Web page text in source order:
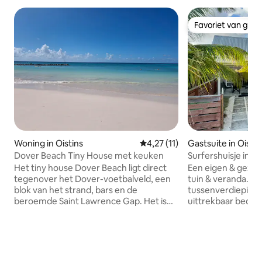
Woning in Oistins Gemiddelde beoordeling van
4,27 (11)
Dover Beach Tiny House met keuken
Het tiny house Dover Beach ligt direct
tegenover het Dover-voetbalveld, een
blok van het strand, bars en de
beroemde Saint Lawrence Gap. Het is
Favoriet van
Favoriet van
Gastsuite in
Surfershuisje in
Een eigen &
tuin & veranda.
tussenverdieping
uittrekbaar bed in